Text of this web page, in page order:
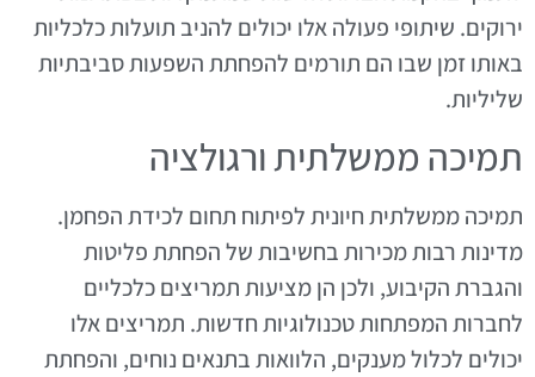
ירוקים. שיתופי פעולה אלו יכולים להניב תועלות כלכליות
באותו זמן שבו הם תורמים להפחתת השפעות סביבתיות
שליליות.
תמיכה ממשלתית ורגולציה
תמיכה ממשלתית חיונית לפיתוח תחום לכידת הפחמן.
מדינות רבות מכירות בחשיבות של הפחתת פליטות
והגברת הקיבוע, ולכן הן מציעות תמריצים כלכליים
לחברות המפתחות טכנולוגיות חדשות. תמריצים אלו
יכולים לכלול מענקים, הלוואות בתנאים נוחים, והפחתת